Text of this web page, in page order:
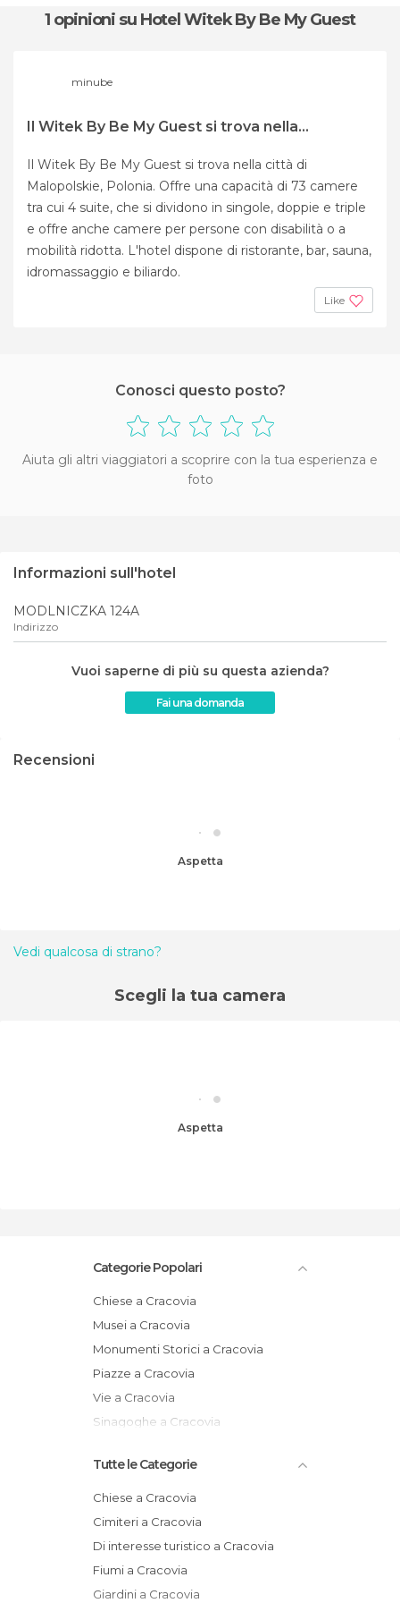
1 opinioni su Hotel Witek By Be My Guest
minube
Il Witek By Be My Guest si trova nella...
Il Witek By Be My Guest si trova nella città di
Malopolskie, Polonia. Offre una capacità di 73 camere
tra cui 4 suite, che si dividono in singole, doppie e triple
e offre anche camere per persone con disabilità o a
mobilità ridotta. L'hotel dispone di ristorante, bar, sauna,
idromassaggio e biliardo.
Like
Conosci questo posto?
Aiuta gli altri viaggiatori a scoprire con la tua esperienza e
foto
Informazioni sull'hotel
MODLNICZKA 124A
Indirizzo
Vuoi saperne di più su questa azienda?
Fai una domanda
Recensioni
Aspetta
Vedi qualcosa di strano?
Scegli la tua camera
Aspetta
Categorie Popolari
Chiese a Cracovia
Musei a Cracovia
Monumenti Storici a Cracovia
Piazze a Cracovia
Vie a Cracovia
Sinagoghe a Cracovia
Tutte le Categorie
Chiese a Cracovia
Cimiteri a Cracovia
Di interesse turistico a Cracovia
Fiumi a Cracovia
Giardini a Cracovia